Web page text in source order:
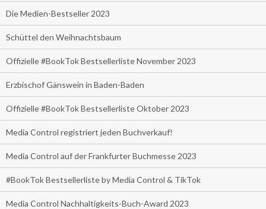
Die Medien-Bestseller 2023
Schüttel den Weihnachtsbaum
Offizielle #BookTok Bestsellerliste November 2023
Erzbischof Gänswein in Baden-Baden
Offizielle #BookTok Bestsellerliste Oktober 2023
Media Control registriert jeden Buchverkauf!
Media Control auf der Frankfurter Buchmesse 2023
#BookTok Bestsellerliste by Media Control & TikTok
Media Control Nachhaltigkeits-Buch-Award 2023